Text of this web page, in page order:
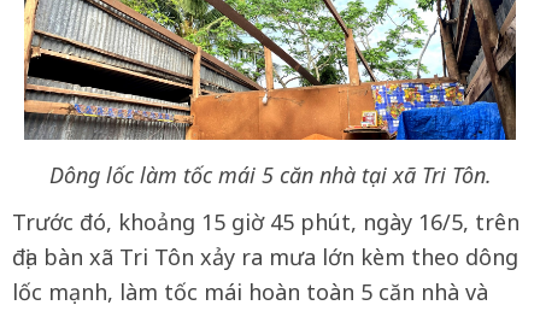
Dông lốc làm tốc mái 5 căn nhà tại xã Tri Tôn.
Trước đó, khoảng 15 giờ 45 phút, ngày 16/5, trên
địa bàn xã Tri Tôn xảy ra mưa lớn kèm theo dông
lốc mạnh, làm tốc mái hoàn toàn 5 căn nhà và